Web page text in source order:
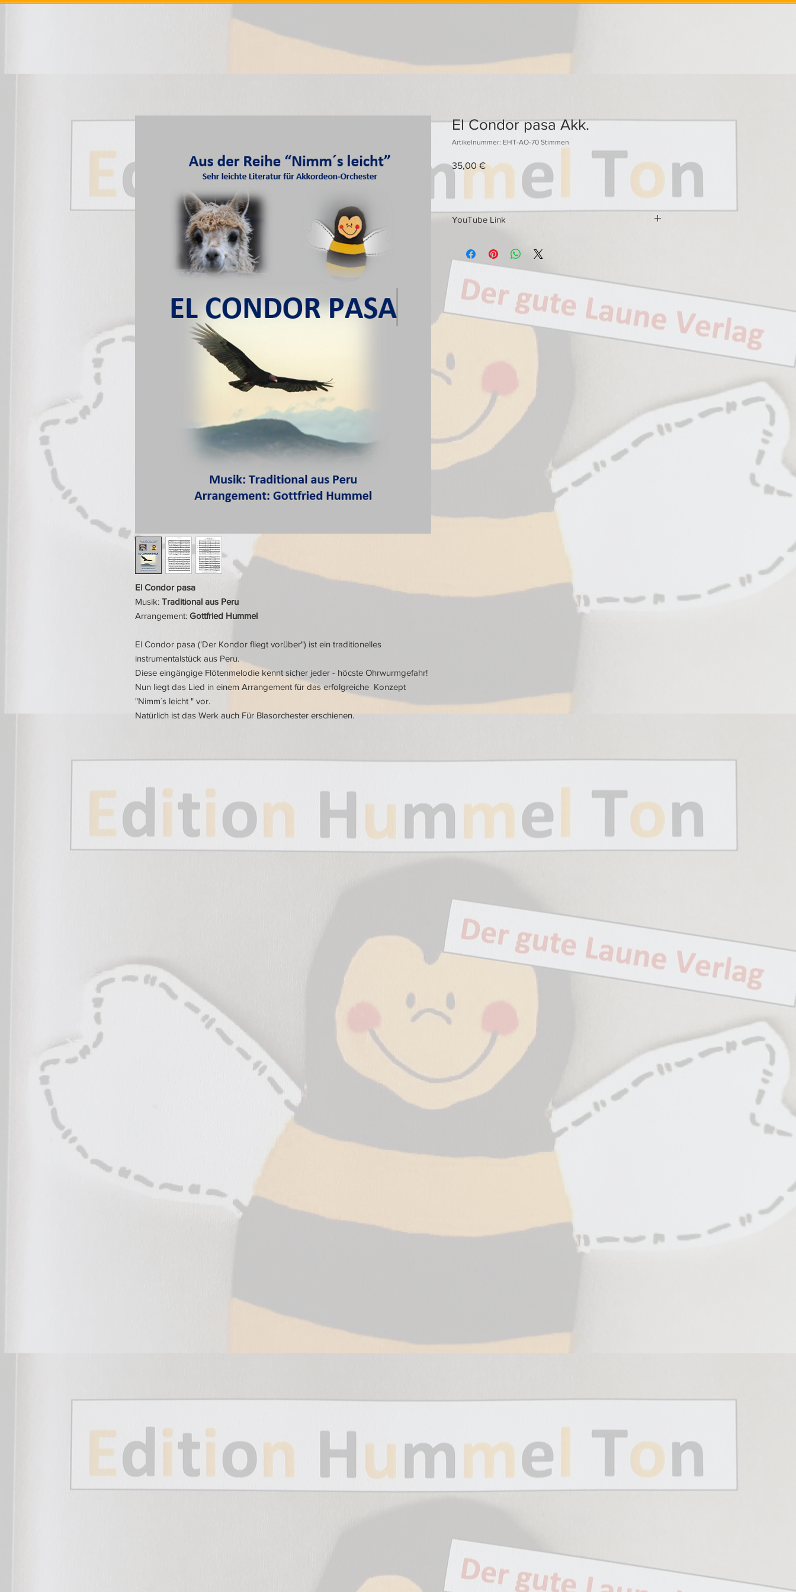
El Condor pasa
Musik: Traditional aus Peru
Arrangement:Gottfried Hummel
El Condor pasa ('Der Kondor fliegt vorüber") ist ein traditionelles
instrumentalstück aus Peru.
Diese eingängige Flötenmelodie kennt sicher jeder - höcste Ohrwurmgefahr!
Nun liegt das Lied in einem Arrangement für das erfolgreiche Konzept
"Nimm´s leicht " vor.
Natürlich ist das Werk auch Für Blasorchester erschienen.
El Condor pasa Akk.
Artikelnummer: EHT-AO-70 Stimmen
35,00 €Preis
YouTube Link